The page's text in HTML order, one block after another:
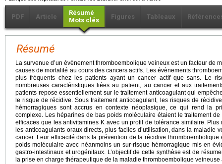
PDF Article
Résumé
Mots clés
Figures Tableaux
Résumé
La survenue d’un évènement thromboembolique veineux est un facteur de
causes de mortalité au cours des cancers actifs. Les évènements
plus fréquents chez les patients ayant un cancer actif que sans. Le
nombreuses caractéristiques liées au patient, au cancer et aux
patients repose essentiellement sur le traitement anticoagulant qui
le risque de récidive. Sous traitement anticoagulant, les risques de
hémorragiques sont accrus en contexte néoplasique, ce qui rend la
complexe. Les héparines de bas poids moléculaire étaient le traitement
efficaces que les antivitamines K avec un profil de tolérance similaire.
les anticoagulants oraux directs, plus faciles d’utilisation, dans la maladie
cancer. Leur efficacité dans la prévention de la récidive
poids moléculaire avec néanmoins un sur-risque hémorragique mis en
gastro-intestinaux et urogénitaux. L’objectif de cette synthèse est de
la prise en charge thérapeutique de la maladie thromboembolique veineuse